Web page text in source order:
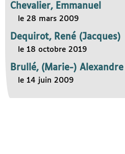
Chevalier, Emmanuel
le 28 mars 2009
Dequirot, René (Jacques)
le 18 octobre 2019
Brullé, (Marie-) Alexandre
le 14 juin 2009